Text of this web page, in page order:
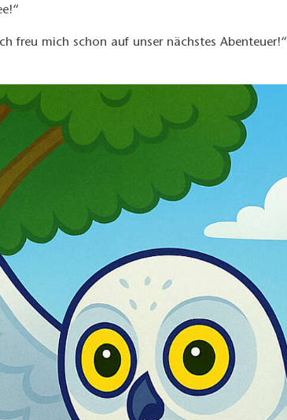
freu mich schon auf unser nächstes Abenteuer!“